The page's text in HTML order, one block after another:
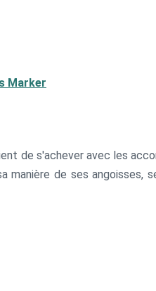
Marker
de s'achever avec les
manière de ses